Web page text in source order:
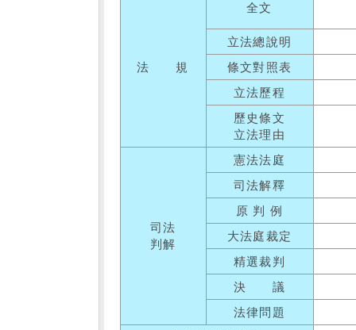
法 規
全文
立法總說明
條文對照表
立法歷程
歷史條文
立法理由
司法
判解
憲法法庭
司法解釋
原 判 例
大法庭裁定
精選裁判
決 議
法律問題